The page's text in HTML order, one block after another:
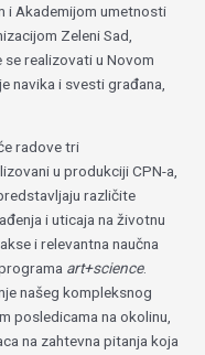
i Akademijom umetnosti
Zeleni Sad,
se realizovati u Novom
navika i svesti građana,
radove tri
u produkciji CPN-a,
različite
i uticaja na životnu
i relevantna naučna
art+science.
našeg kompleksnog
posledicama na okolinu,
na zahtevna pitanja koja